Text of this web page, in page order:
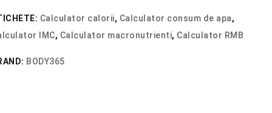
Calculator calorii, Calculator consum de apa,
IMC, Calculator macronutrienti, Calculator RMB
BODY365